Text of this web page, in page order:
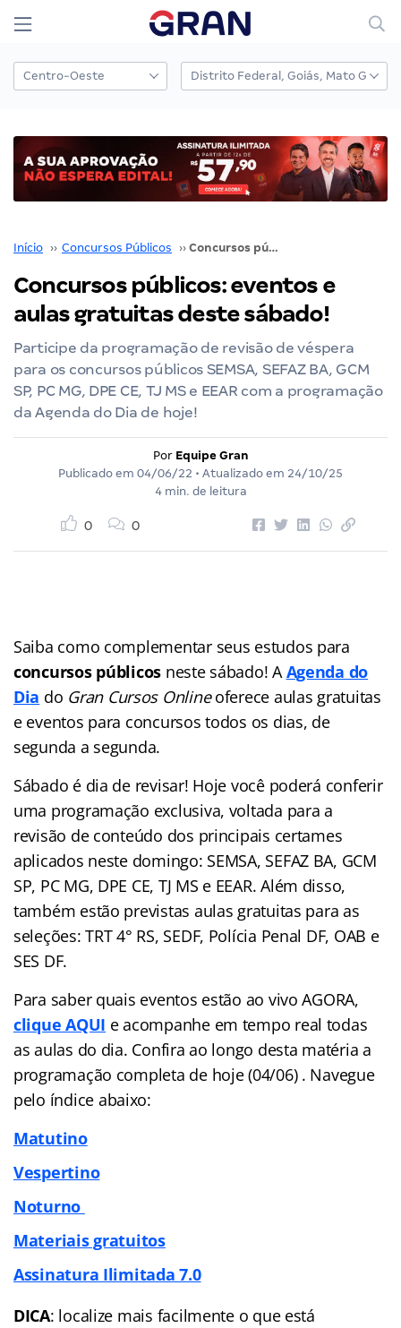
Início ›› Concursos Públicos ›› Concursos públicos: eventos e aulas gratuitas deste sábado!
Concursos públicos: eventos e
aulas gratuitas deste sábado!
Participe da programação de revisão de véspera
para os concursos públicos SEMSA, SEFAZ BA, GCM
SP, PC MG, DPE CE, TJ MS e EEAR com a programação
da Agenda do Dia de hoje!
Por Equipe Gran
Publicado em 04/06/22 • Atualizado em 24/10/25
4 min. de leitura
0 0
Saiba como complementar seus estudos para
concursos públicos neste sábado! AAgenda do
Dia do Gran Cursos Onlineoferece aulas gratuitas
e eventos para concursos todos os dias, de
segunda a segunda.
Sábado é dia de revisar! Hoje você poderá conferir
uma programação exclusiva, voltada para a
revisão de conteúdo dos principais certames
aplicados neste domingo: SEMSA, SEFAZ BA, GCM
SP, PC MG, DPE CE, TJ MS e EEAR. Além disso,
também estão previstas aulas gratuitas para as
seleções: TRT 4° RS, SEDF, Polícia Penal DF, OAB e
SES DF.
Para saber quais eventos estão ao vivo AGORA,
clique AQUI e acompanhe em tempo real todas
as aulas do dia. Confira ao longo desta matéria a
programação completa de hoje (04/06) . Navegue
pelo índice abaixo:
Matutino
Vespertino
Noturno
Materiais gratuitos
Assinatura Ilimitada 7.0
DICA: localize mais facilmente o que está